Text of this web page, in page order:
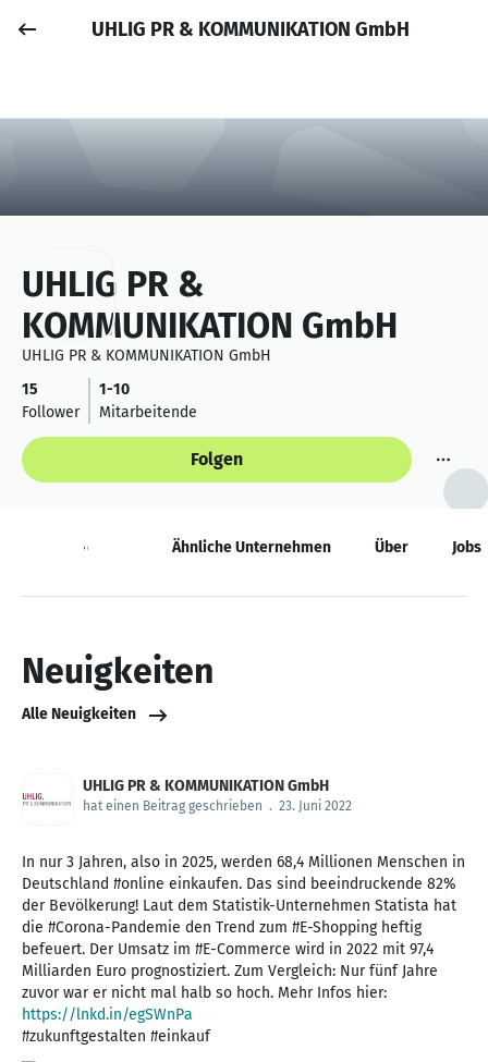
Anmelden
Job posten
UHLIG PR & KOMMUNIKATION GmbH
UHLIG PR &
KOMMUNIKATION GmbH
UHLIG PR & KOMMUNIKATION GmbH
15
Follower
1-10
Mitarbeitende
Folgen
Neuigkeiten Ähnliche Unternehmen Über Jobs
Neuigkeiten
Alle Neuigkeiten
UHLIG PR & KOMMUNIKATION GmbH
hat einen Beitrag geschrieben . 23. Juni 2022
In nur 3 Jahren, also in 2025, werden 68,4 Millionen Menschen in
Deutschland #online einkaufen. Das sind beeindruckende 82%
der Bevölkerung! Laut dem Statistik-Unternehmen Statista hat
die #Corona-Pandemie den Trend zum #E-Shopping heftig
befeuert. Der Umsatz im #E-Commerce wird in 2022 mit 97,4
Milliarden Euro prognostiziert. Zum Vergleich: Nur fünf Jahre
zuvor war er nicht mal halb so hoch. Mehr Infos hier:
https://lnkd.in/egSWnPa
#zukunftgestalten #einkauf